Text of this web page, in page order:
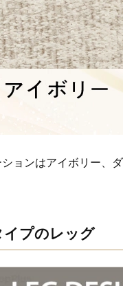
ョンはアイボリー、
プのレッグ